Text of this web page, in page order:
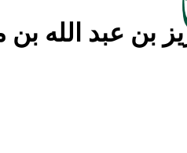
بن عبد الله